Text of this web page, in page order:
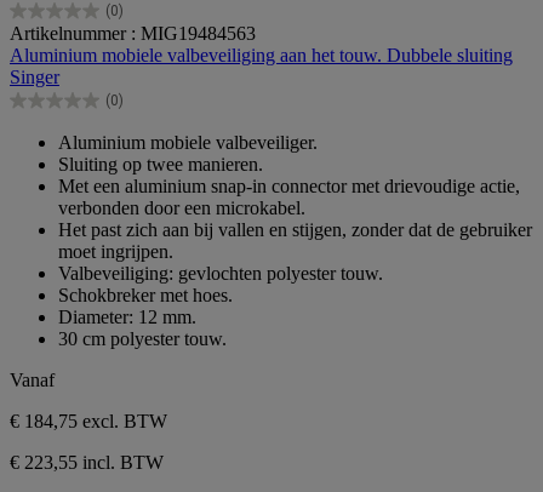
(0)
0.0
van
de
5
sterren.
Artikelnummer : MIG19484563
Aluminium mobiele valbeveiliging aan het touw. Dubbele sluiting
Singer
(0)
0.0
sterren.
Aluminium mobiele valbeveiliger.
Sluiting op twee manieren.
Met een aluminium snap-in connector met drievoudige actie,
verbonden door een microkabel.
Het past zich aan bij vallen en stijgen, zonder dat de gebruiker
moet ingrijpen.
Valbeveiliging: gevlochten polyester touw.
Schokbreker met hoes.
Diameter: 12 mm.
30 cm polyester touw.
Vanaf
€ 184,75 excl. BTW
€ 223,55 incl. BTW